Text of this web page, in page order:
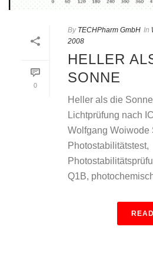
0
By TECHPharm GmbH In
2008
HELLER
SONNE
Heller als die
Lichtprüfung nach
Wolfgang Woiwode
Photostabilitätstest,
Q1B,